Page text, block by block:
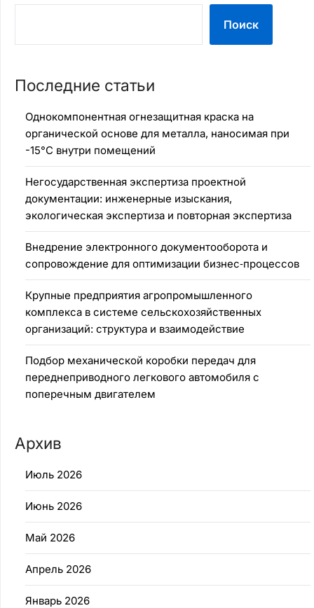
Поиск
Последние статьи
Однокомпонентная огнезащитная краска на
органической основе для металла, наносимая при
-15°C внутри помещений
Негосударственная экспертиза проектной
документации: инженерные изыскания,
экологическая экспертиза и повторная экспертиза
Внедрение электронного документооборота и
сопровождение для оптимизации бизнес‑процессов
Крупные предприятия агропромышленного
комплекса в системе сельскохозяйственных
организаций: структура и взаимодействие
Подбор механической коробки передач для
переднеприводного легкового автомобиля с
поперечным двигателем
Архив
Июль 2026
Июнь 2026
Май 2026
Апрель 2026
Январь 2026